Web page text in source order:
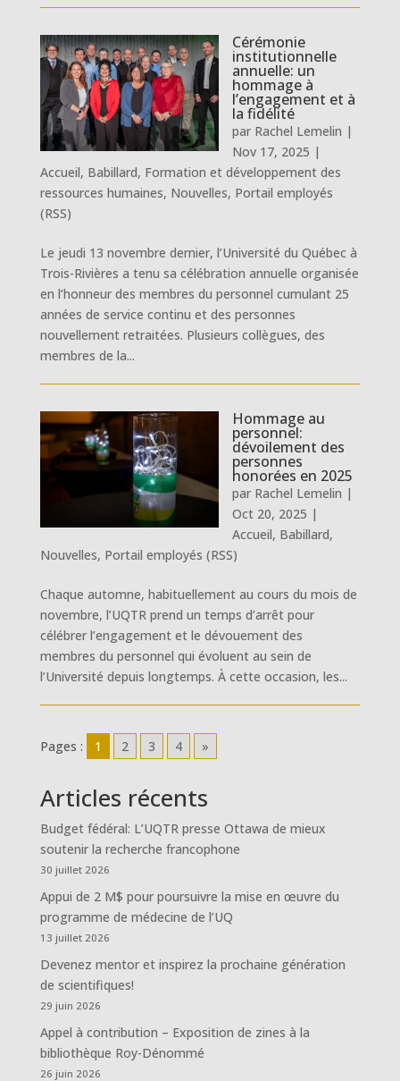
Cérémonie
institutionnelle
annuelle: un
hommage à
l’engagement et à
la fidélité
par Rachel Lemelin |
Nov 17, 2025 |
Accueil, Babillard, Formation et développement des
ressources humaines, Nouvelles, Portail employés
(RSS)
Le jeudi 13 novembre dernier, l’Université du Québec à
Trois-Rivières a tenu sa célébration annuelle organisée
en l’honneur des membres du personnel cumulant 25
années de service continu et des personnes
nouvellement retraitées. Plusieurs collègues, des
membres de la...
Hommage au
personnel:
dévoilement des
personnes
honorées en 2025
par Rachel Lemelin |
Oct 20, 2025 |
Accueil, Babillard,
Nouvelles, Portail employés (RSS)
Chaque automne, habituellement au cours du mois de
novembre, l’UQTR prend un temps d’arrêt pour
célébrer l’engagement et le dévouement des
membres du personnel qui évoluent au sein de
l’Université depuis longtemps. À cette occasion, les...
Pages : 1 2 3 4 »
Articles récents
Budget fédéral: L’UQTR presse Ottawa de mieux
soutenir la recherche francophone
30 juillet 2026
Appui de 2 M$ pour poursuivre la mise en œuvre du
programme de médecine de l’UQ
13 juillet 2026
Devenez mentor et inspirez la prochaine génération
de scientifiques!
29 juin 2026
Appel à contribution – Exposition de zines à la
bibliothèque Roy-Dénommé
26 juin 2026